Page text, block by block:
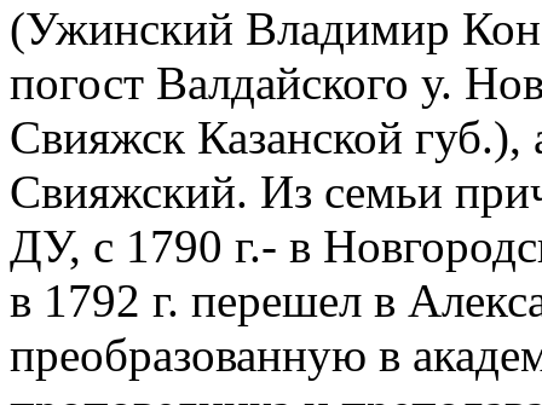
(Ужинский Владимир
погост Валдайского у.
Свияжск Казанской губ.),
Свияжский. Из семьи
ДУ, с 1790 г.- в
в 1792 г. перешел в
преобразованную в